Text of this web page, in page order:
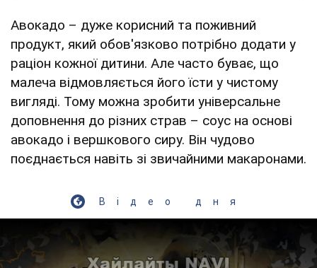
Авокадо – дуже корисний та поживний
продукт, який обов'язково потрібно додати у
раціон кожної дитини. Але часто буває, що
малеча відмовляється його їсти у чистому
вигляді. Тому можна зробити універсальне
доповнення до різних страв – соус на основі
авокадо і вершкового сиру. Він чудово
поєднається навіть зі звичайними макаронами.
Відео дня